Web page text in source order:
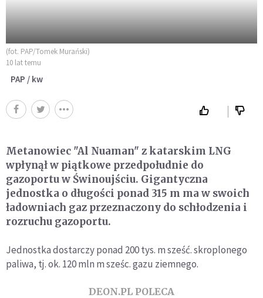
(fot. PAP/Tomek Murański)
10 lat temu
PAP / kw
Metanowiec "Al Nuaman" z katarskim LNG
wpłynął w piątkowe przedpołudnie do
gazoportu w Świnoujściu. Gigantyczna
jednostka o długości ponad 315 m ma w swoich
ładowniach gaz przeznaczony do schłodzenia i
rozruchu gazoportu.
Jednostka dostarczy ponad 200 tys. m sześć. skroplonego
paliwa, tj. ok. 120 mln m sześc. gazu ziemnego.
DEON.PL POLECA